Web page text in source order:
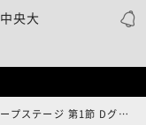
中央大
インカレ サッカー | 男子 決勝ラウンド／グループステージ 第1節 Dグループ